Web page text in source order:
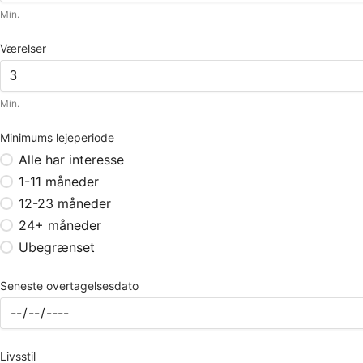
Min.
Værelser
Min.
Minimums lejeperiode
Alle har interesse
1-11 måneder
12-23 måneder
24+ måneder
Ubegrænset
Seneste overtagelsesdato
Livsstil